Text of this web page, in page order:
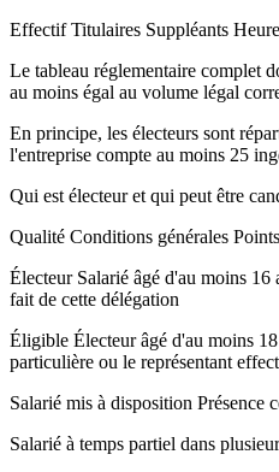
Effectif Titulaires Suppléants
Le tableau réglementaire complet
au moins égal au volume légal
En principe, les électeurs sont
l'entreprise compte au moins 25
Qui est électeur et qui peut être
Qualité Conditions générales
Électeur Salarié âgé d'au moins 16
fait de cette délégation
Éligible Électeur âgé d'au moins
particulière ou le représentant
Salarié mis à disposition
Salarié à temps partiel dans